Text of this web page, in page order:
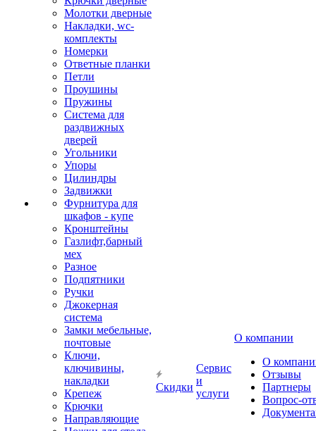
Молотки дверные
Накладки, wc-
комплекты
Номерки
Ответные планки
Петли
Проушины
Пружины
Система для
раздвижных
дверей
Угольники
Упоры
Цилиндры
Задвижки
Фурнитура для
шкафов - купе
Кронштейны
Газлифт,барный
мех
Разное
Подпятники
Ручки
Джокерная
система
Замки мебельные,
почтовые
Ключи,
ключивины,
накладки
Крепеж
Крючки
Направляющие
Скидки
Сервис
и
услуги
О компании
О
Отзывы
Партнеры
Вопрос-